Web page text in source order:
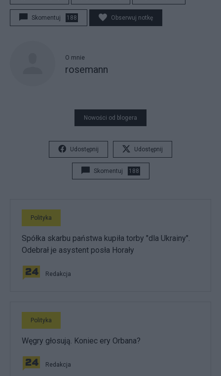
Skomentuj 188 Obserwuj notkę
O mnie
rosemann
Nowości od blogera
Udostępnij Udostępnij
Skomentuj 188
Polityka
Spółka skarbu państwa kupiła torby "dla Ukrainy".
Odebrał je asystent posła Horały
Redakcja
Polityka
Węgry głosują. Koniec ery Orbana?
Redakcja